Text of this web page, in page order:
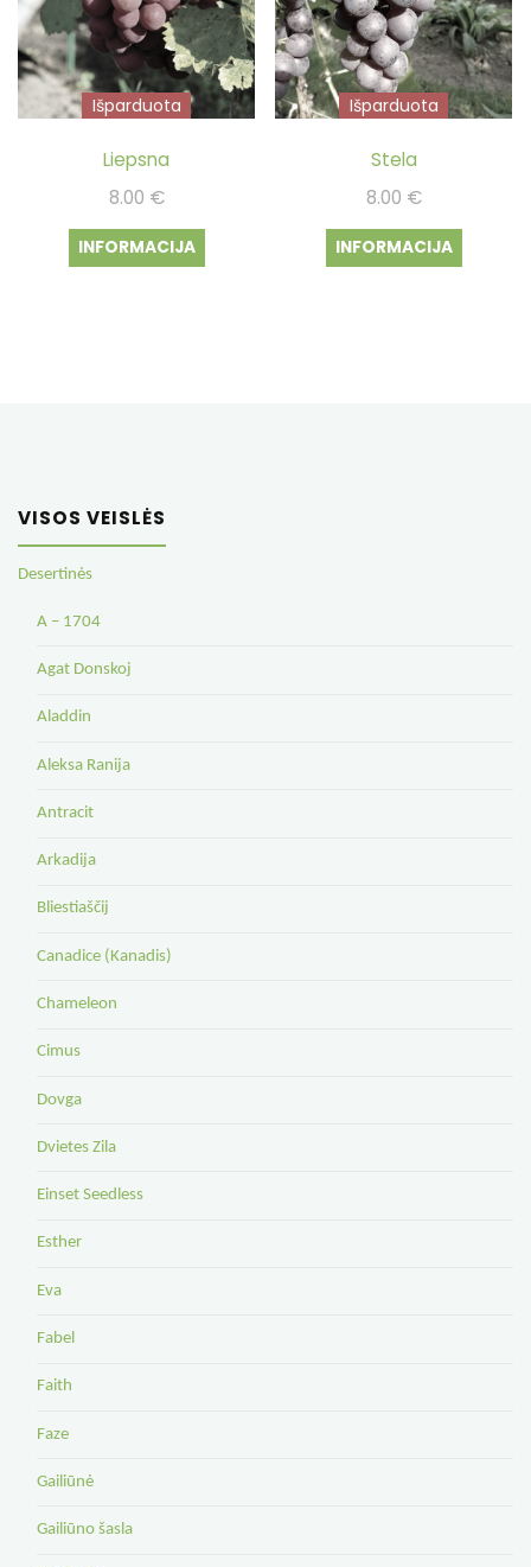
Išparduota
Liepsna
8.00 €
INFORMACIJA
Išparduota
Stela
8.00 €
INFORMACIJA
VISOS VEISLĖS
Desertinės
A – 1704
Agat Donskoj
Aladdin
Aleksa Ranija
Antracit
Arkadija
Bliestiaščij
Canadice (Kanadis)
Chameleon
Cimus
Dovga
Dvietes Zila
Einset Seedless
Esther
Eva
Fabel
Faith
Faze
Gailiūnė
Gailiūno šasla